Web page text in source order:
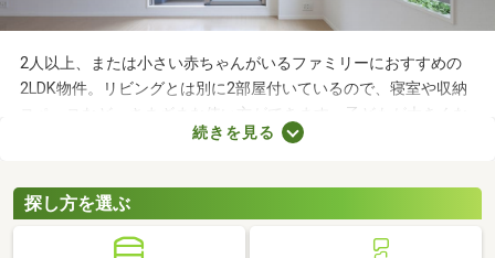
2人以上、または小さい赤ちゃんがいるファミリーにおすすめの
2LDK物件。リビングとは別に2部屋付いているので、寝室や収納
スペースなど、さまざまな使い方ができます。子どもが大きくな
れば子ども部屋にもできるので、長く住めることも魅力です。こ
チェックして、希望にぴったりな物件を見つけましょう。
続きを見る
探し方を選ぶ